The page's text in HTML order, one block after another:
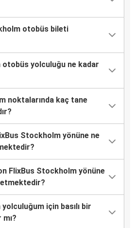
otobüs bileti
yolculuğu ne kadar
noktalarında kaç tane
Stockholm yönüne ne
FlixBus Stockholm yönüne
için basılı bir